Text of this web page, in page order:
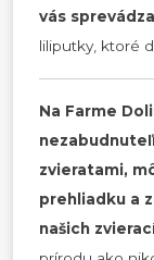
vás
liliputky, ktoré
Na Farme
zvieratami,
prehliadku a
našich